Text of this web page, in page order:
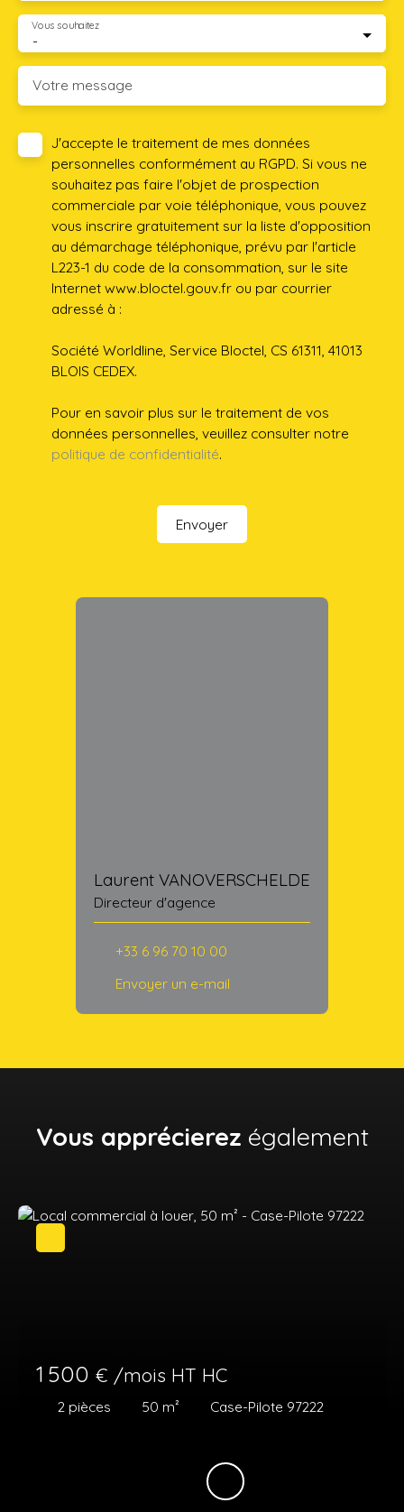
-
Vous souhaitez
Votre message
J'accepte le traitement de mes données
personnelles conformément au RGPD. Si vous ne
souhaitez pas faire l'objet de prospection
commerciale par voie téléphonique, vous pouvez
vous inscrire gratuitement sur la liste d'opposition
au démarchage téléphonique, prévu par l'article
L223-1 du code de la consommation, sur le site
Internet www.bloctel.gouv.fr ou par courrier
adressé à :
Société Worldline, Service Bloctel, CS 61311, 41013
BLOIS CEDEX.
Pour en savoir plus sur le traitement de vos
données personnelles, veuillez consulter notre
politique de confidentialité.
Envoyer
Laurent VANOVERSCHELDE
Directeur d'agence
+33 6 96 70 10 00
Envoyer un e-mail
Vous apprécierez également
1 500 € /mois HT HC
2 pièces 50 m² Case-Pilote 97222